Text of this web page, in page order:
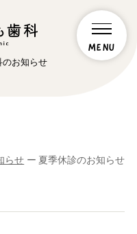
のお知らせ
らせ 夏季休診のお知らせ